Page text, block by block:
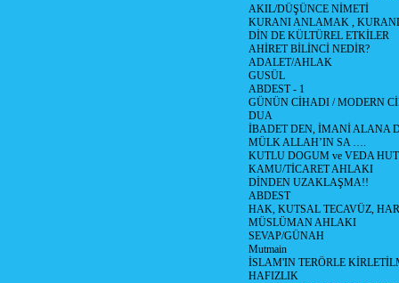
AKIL/DÜŞÜNCE NİMETİ
KURANI ANLAMAK ,
DİN DE KÜLTÜREL ETKİLER
AHİRET BİLİNCİ NEDİR?
ADALET/AHLAK
GUSÜL
ABDEST - 1
GÜNÜN CİHADI / MODERN
DUA
İBADET DEN, İMANİ ALANA
MÜLK ALLAH’IN SA ….
KUTLU DOGUM ve VEDA
KAMU/TİCARET AHLAKI
DİNDEN UZAKLAŞMA!!
ABDEST
HAK, KUTSAL TECAVÜZ,
MÜSLÜMAN AHLAKI
SEVAP/GÜNAH
Mutmain
İSLAM'IN TERÖRLE
HAFIZLIK